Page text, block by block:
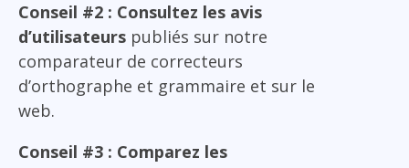
Conseil #2 : Consultez les avis
d’utilisateurs publiés sur notre
comparateur de correcteurs
d’orthographe et grammaire et sur le
web.
Conseil #3 : Comparez les